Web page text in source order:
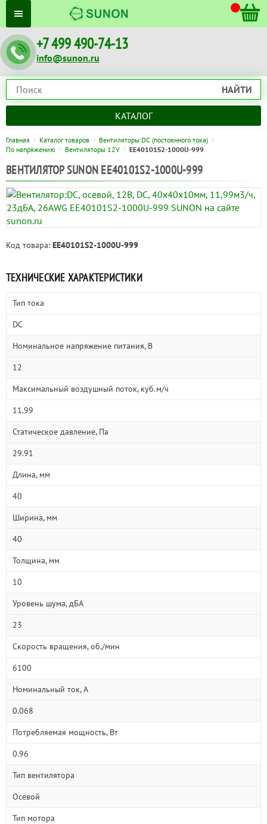
+7 499 490-74-13
info@sunon.ru
НАЙТИ
КАТАЛОГ
Главная Каталог товаров
Вентиляторы DC (постоянного тока)
По напряжению
Вентиляторы 12V EE40101S2-1000U-999
ВЕНТИЛЯТОР SUNON EE40101S2-1000U-999
Код товара: EE40101S2-1000U-999
ТЕХНИЧЕСКИЕ ХАРАКТЕРИСТИКИ
Тип тока
DC
Номинальное напряжение питания, В
12
Максимальный воздушный поток, куб.м/ч
11.99
Статическое давление, Па
29.91
Длина, мм
40
Ширина, мм
40
Толщина, мм
10
Уровень шума, дБА
23
Скорость вращения, об./мин
6100
Номинальный ток, А
0.068
Потребляемая мощность, Вт
0.96
Тип вентилятора
Осевой
Тип мотора